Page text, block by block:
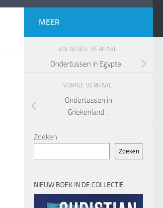
MEER
VOLGENDE VERHAAL
Ondertussen in Egypte…
VORIGE VERHAAL
Ondertussen in
Griekenland…
Zoeken
Zoeken
NIEUW BOEK IN DE COLLECTIE